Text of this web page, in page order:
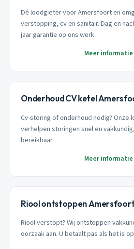
Dé loodgieter voor Amersfoort en
verstopping, cv en sanitair. Dag en
jaar garantie op ons werk.
Meer informatie
Onderhoud CV ketel
Cv-storing of onderhoud nodig? Onze
verhelpen storingen snel en
bereikbaar.
Meer informatie
Riool ontstoppen Amersfoort
Riool verstopt? Wij ontstoppen
oorzaak aan. U betaalt pas als het is